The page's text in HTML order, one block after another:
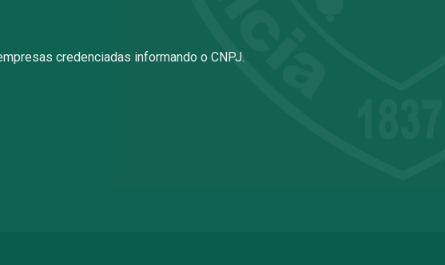
credenciadas informando o CNPJ.